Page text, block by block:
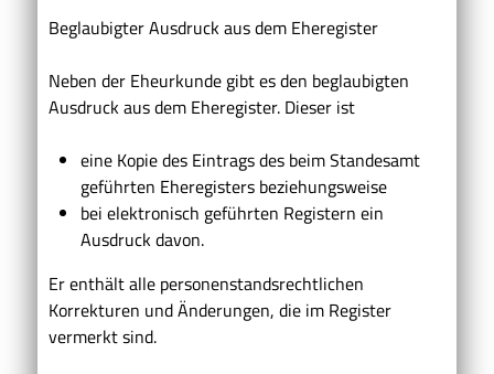
Beglaubigter Ausdruck aus dem Eheregister
Neben der Eheurkunde gibt es den beglaubigten
Ausdruck aus dem Eheregister. Dieser ist
eine Kopie des Eintrags des beim Standesamt
geführten Eheregisters beziehungsweise
bei elektronisch geführten Registern ein
Ausdruck davon.
Er enthält alle personenstandsrechtlichen
Korrekturen und Änderungen, die im Register
vermerkt sind.